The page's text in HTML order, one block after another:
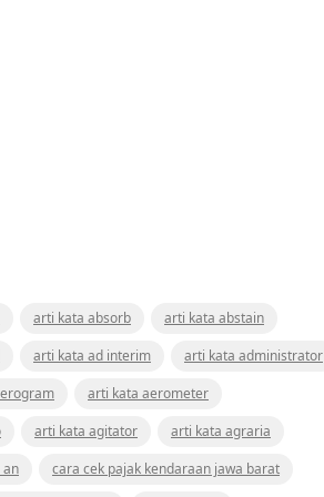
arti kata absorb
arti kata abstain
arti kata ad interim
arti kata administrator
arti kata aerometer
arti kata agitator
arti kata agraria
an
cara cek pajak kendaraan jawa barat